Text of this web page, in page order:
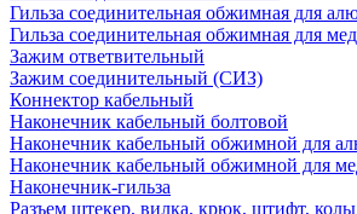
Гильза соединительная обжимная для
Гильза соединительная обжимная для
Зажим ответвительный
Зажим соединительный (СИЗ)
Коннектор кабельный
Наконечник кабельный болтовой
Наконечник кабельный обжимной для
Наконечник кабельный обжимной для
Наконечник-гильза
Разъем штекер, вилка, крюк, штифт,